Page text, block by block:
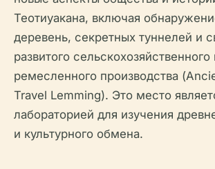
Теотиуакана, включая
деревень, секретных туннелей и
развитого сельскохозяйственного
ремесленного производства
Travel Lemming). Это место
лабораторией для изучения
и культурного обмена.